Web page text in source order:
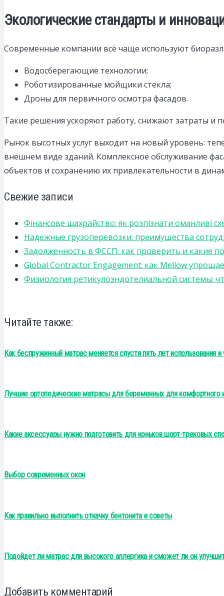
Экологические стандарты и
Современные компании всё чаще используют
Водосберегающие технологии;
Роботизированные мойщики стекла;
Дроны для первичного осмотра фасадов.
Такие решения ускоряют работу, снижают затраты и
Рынок высотных услуг выходит на новый уровень:
внешнем виде зданий. Комплексное обслуживание
объектов и сохранению их привлекательности в
Свежие записи
Фінансове шахрайство: як розпізнати оманливі
Надежные грузоперевозки: преимущества
Задолженность в ФССП: как проверить и какие
Global Contractor Engagement: как Mellow
Физиология ретикулоэндотелиальной системы:
Читайте также:
Как беспружинный матрас меняется спустя пять лет использования
Лучшие ортопедические матрасы для беременных для комфортного
Какие аксессуары нужно подготовить для коньков шорт-трековых
Выбор современных окон
Как правильно выполнить откачку бентонита и советы
Подойдет ли матрас для высокого аллергика и сможет ли он
Добавить комментарий